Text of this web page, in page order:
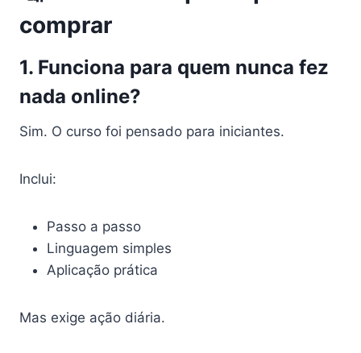
comprar
1. Funciona para quem nunca fez
nada online?
Sim. O curso foi pensado para iniciantes.
Inclui:
Passo a passo
Linguagem simples
Aplicação prática
Mas exige ação diária.